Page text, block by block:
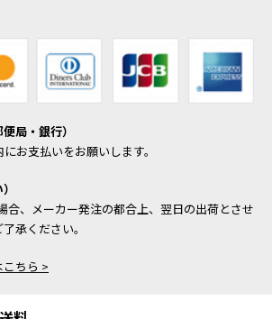
局・銀行）
お支払いをお願いします。
合、メーカー発注の都合上、翌日の出荷とさせ
承ください。
ちら >